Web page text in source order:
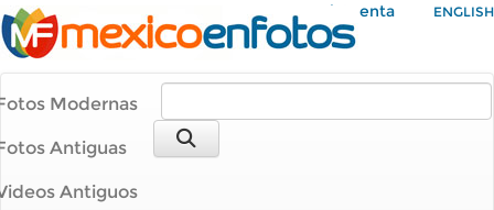
Mi Cuenta ENGLISH
Modernas
Antiguas
Antiguos